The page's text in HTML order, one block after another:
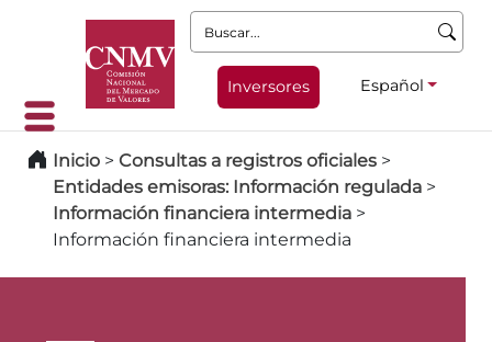
Buscar:
Inversores Español
Inicio > Consultas a registros oficiales >
Entidades emisoras: Información regulada >
Información financiera intermedia >
Información financiera intermedia